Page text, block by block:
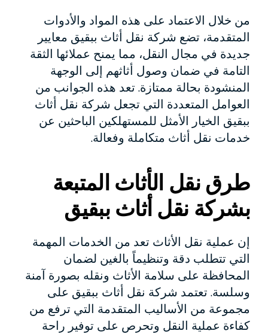
من خلال الاعتماد على هذه المواد والأدوات
المتقدمة، تضع شركة نقل أثاث ببقيق معايير
جديدة في مجال النقل، مما يمنح عملائها الثقة
التامة في ضمان وصول أثاثهم إلى الوجهة
المنشودة بحالة ممتازة. تعد هذه الجوانب من
العوامل المتعددة التي تجعل شركة نقل أثاث
ببقيق الخيار الأمثل للمستهلكين الباحثين عن
خدمات نقل أثاث متكاملة وفعالة.
طرق نقل الأثاث المتبعة
بشركة نقل أثاث ببقيق
إن عملية نقل الأثاث تعد من الخدمات المهمة
التي تتطلب دقة وتنظيماً بالغين لضمان
المحافظة على سلامة الأثاث ونقله بصورة آمنة
وسلسة. تعتمد شركة نقل أثاث ببقيق على
مجموعة من الأساليب المتقدمة التي ترفع من
كفاءة عملية النقل وتحرص على توفير راحة